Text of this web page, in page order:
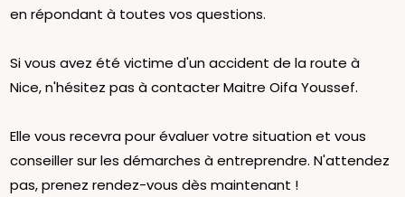
en répondant à toutes vos questions.
Si vous avez été victime d'un accident de la route à
Nice, n'hésitez pas à contacter Maitre Oifa Youssef.
Elle vous recevra pour évaluer votre situation et vous
conseiller sur les démarches à entreprendre. N'attendez
pas, prenez rendez-vous dès maintenant !